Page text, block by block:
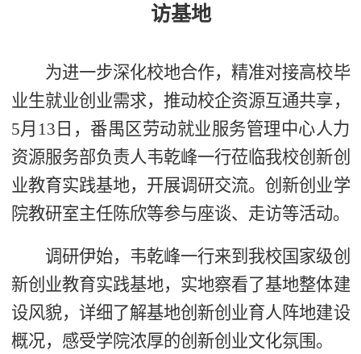
访基地
为进一步深化校地合作，精准对接高校毕
业生就业创业需求，推动校企资源互通共享，
5月13日，番禺区劳动就业服务管理中心人力
资源服务部负责人韦乾峰一行莅临我校创新创
业教育实践基地，开展调研交流。创新创业学
院教研室主任陈欣等参与座谈、走访等活动。
调研伊始，韦乾峰一行来到我校国家级创
新创业教育实践基地，实地察看了基地整体建
设风貌，详细了解基地创新创业育人阵地建设
概况，感受学院浓厚的创新创业文化氛围。